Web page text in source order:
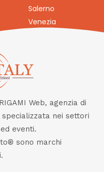
Salerno
Venezia
Web, agenzia di
nei settori
eventi.
sono marchi